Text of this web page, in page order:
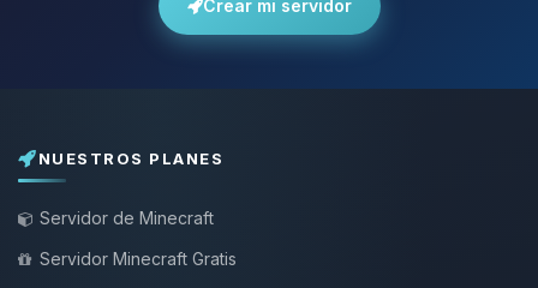
Crear mi servidor
NUESTROS PLANES
Servidor de Minecraft
Servidor Minecraft Gratis